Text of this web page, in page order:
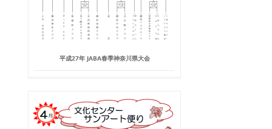
平成27年 JABA春季神奈川県大会